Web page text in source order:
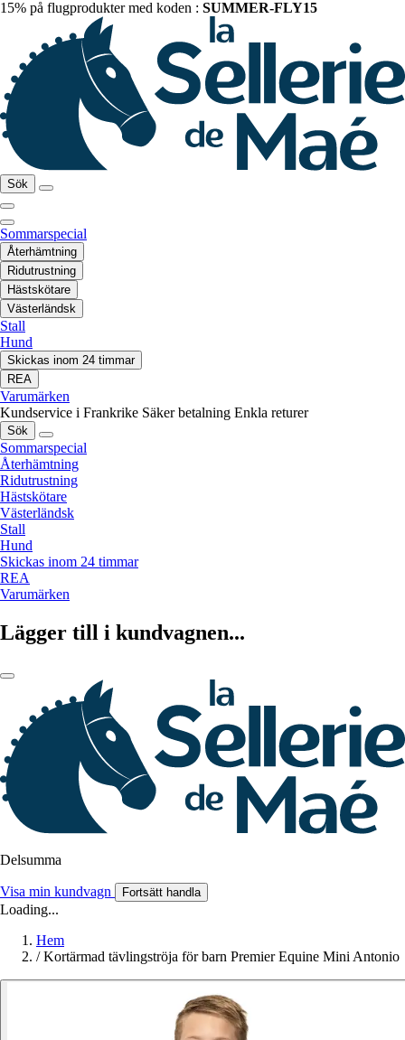
15% på flugprodukter med koden : SUMMER-FLY15
Sök
Sommarspecial
Återhämtning
Ridutrustning
Hästskötare
Västerländsk
Stall
Hund
Skickas inom 24 timmar
REA
Varumärken
Kundservice i Frankrike Säker betalning Enkla returer
Sök
Sommarspecial
Återhämtning
Ridutrustning
Hästskötare
Västerländsk
Stall
Hund
Skickas inom 24 timmar
REA
Varumärken
Lägger till i kundvagnen...
Delsumma
Visa min kundvagn Fortsätt handla
Loading...
Hem
/ Kortärmad tävlingströja för barn Premier Equine Mini Antonio